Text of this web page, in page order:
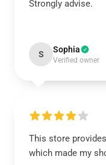
Strongly advise.
S Sophia
Verified owner
This store
which made my